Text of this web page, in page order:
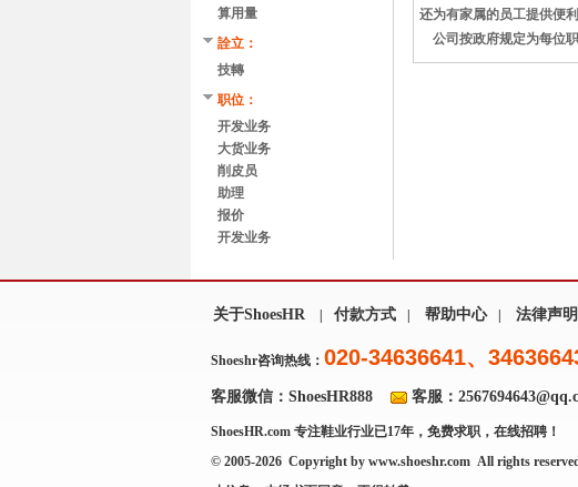
还为有家属的员工提供便
公司按政府规定为每位
算用量
詮立：
技轉
职位：
开发业务
大货业务
削皮员
助理
报价
开发业务
关于ShoesHR 付款方式 帮助中心 法律声明
Shoeshr咨询热线： 020-34636641、
客服微信：ShoesHR888 客服：
ShoesHR.com 专注鞋业行业已17年，免费求职，在线招聘！
© 2005-2026 Copyright by www.shoeshr.com All rights